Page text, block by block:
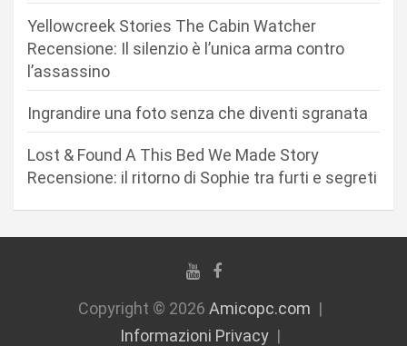
Yellowcreek Stories The Cabin Watcher
Recensione: Il silenzio è l’unica arma contro
l’assassino
Ingrandire una foto senza che diventi sgranata
Lost & Found A This Bed We Made Story
Recensione: il ritorno di Sophie tra furti e segreti
Copyright © 2026 Amicopc.com
Informazioni Privacy